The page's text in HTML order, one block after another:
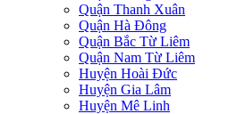
Quận Thanh Xuân
Quận Hà Đông
Quận Bắc Từ Liêm
Quận Nam Từ Liêm
Huyện Hoài Đức
Huyện Gia Lâm
Huyện Mê Linh